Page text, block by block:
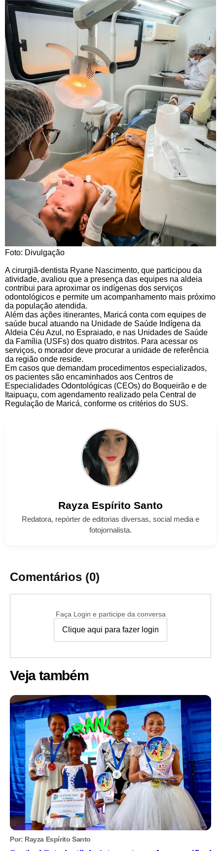
Foto: Divulgação
A cirurgiã-dentista Ryane Nascimento, que participou da
atividade, avaliou que a presença das equipes na aldeia
contribui para aproximar os indígenas dos serviços
odontológicos e permite um acompanhamento mais próximo
da população atendida.
Além das ações itinerantes, Maricá conta com equipes de
saúde bucal atuando na Unidade de Saúde Indígena da
Aldeia Céu Azul, no Espraiado, e nas Unidades de Saúde
da Família (USFs) dos quatro distritos. Para acessar os
serviços, o morador deve procurar a unidade de referência
da região onde reside.
Em casos que demandam procedimentos especializados,
os pacientes são encaminhados aos Centros de
Especialidades Odontológicas (CEOs) do Boqueirão e de
Itaipuaçu, com agendamento realizado pela Central de
Regulação de Maricá, conforme os critérios do SUS.
Rayza Espírito Santo
Redatora, repórter de editorias diversas, social media e
fotojornalista.
Comentários (0)
Faça Login e participe da conversa
Clique aqui para fazer login
Veja também
Por: Rayza Espírito Santo